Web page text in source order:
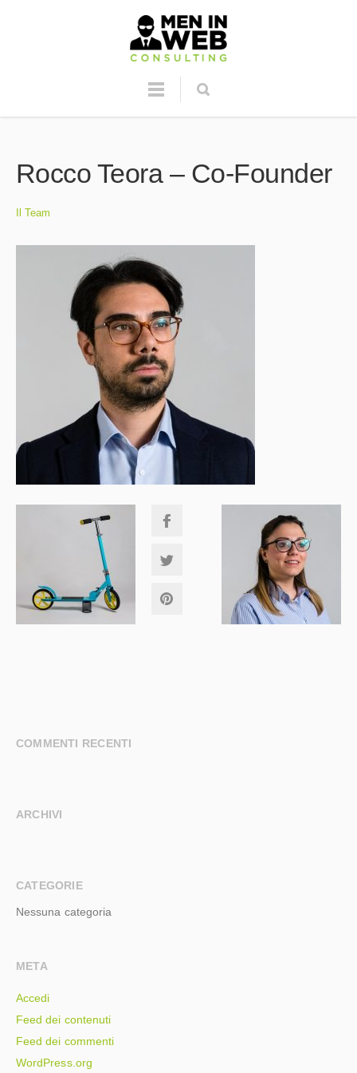
Rocco Teora – Co-Founder
Il Team
COMMENTI RECENTI
ARCHIVI
CATEGORIE
Nessuna categoria
META
Accedi
Feed dei contenuti
Feed dei commenti
WordPress.org